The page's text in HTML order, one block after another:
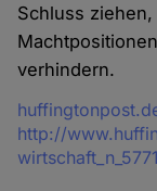
Schluss
verhindern.
Quelle
http://